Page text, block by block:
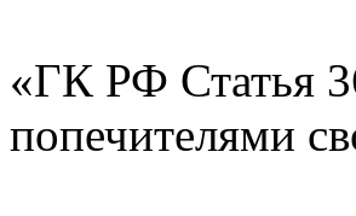
«ГК РФ Статья
попечителями